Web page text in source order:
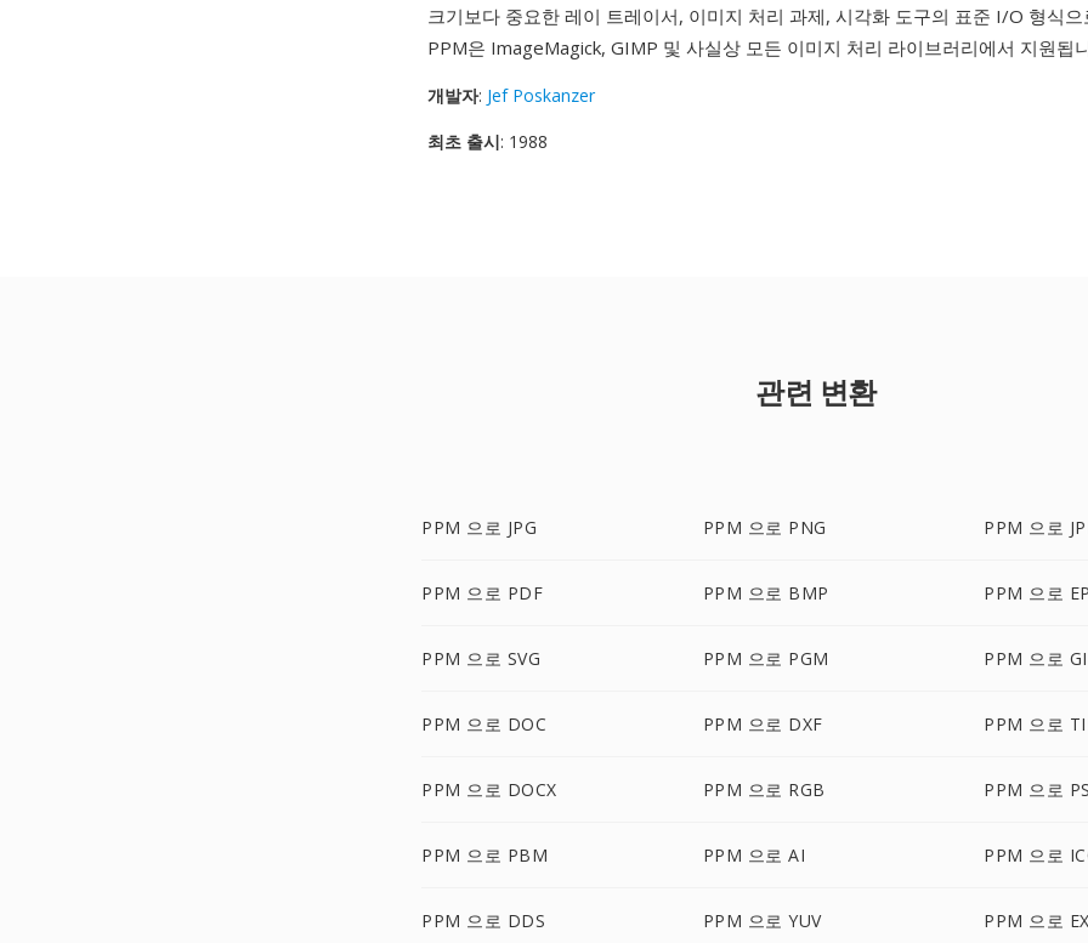
크기보다 중요한 레이 트레이서, 이미지 처리 과제, 시각화 도구의 표준 I/O 형식으
PPM은 ImageMagick, GIMP 및 사실상 모든 이미지 처리 라이브러리에서 지원됩
개발자: Jef Poskanzer
최초 출시: 1988
관련 변환
PPM 으로 JPG PPM 으로 PNG PPM 으로
PPM 으로 PDF PPM 으로 BMP PPM 으로
PPM 으로 SVG PPM 으로 PGM PPM 으로
PPM 으로 DOC PPM 으로 DXF PPM 으로
PPM 으로 DOCX PPM 으로 RGB PPM 으로 PS
PPM 으로 PBM PPM 으로 AI PPM 으로
PPM 으로 DDS PPM 으로 YUV PPM 으로